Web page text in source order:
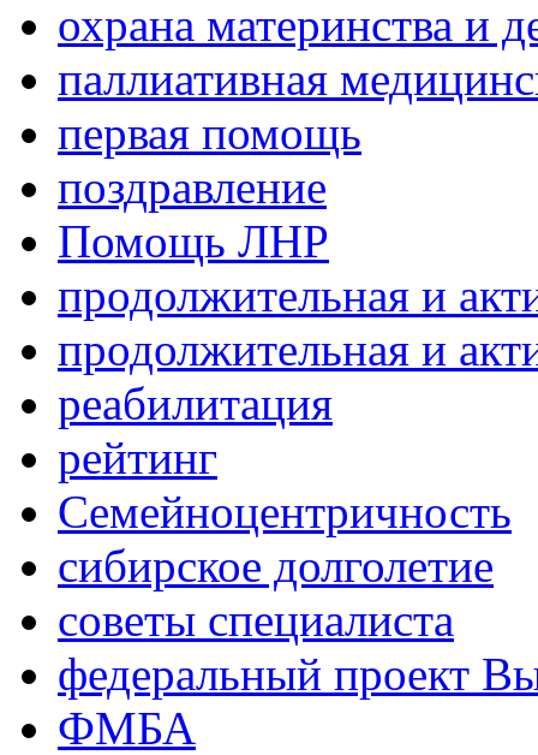
охрана материнства и
паллиативная
первая помощь
поздравление
Помощь ЛНР
продолжительная и
продолжительная и
реабилитация
рейтинг
Семейноцентричность
сибирское долголетие
советы специалиста
федеральный проект
ФМБА